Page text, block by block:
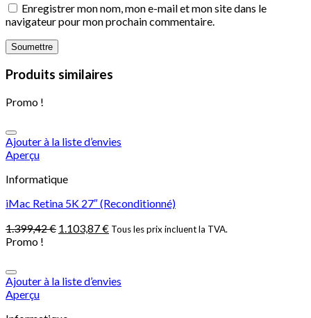
Enregistrer mon nom, mon e-mail et mon site dans le
navigateur pour mon prochain commentaire.
Produits similaires
Promo !
Ajouter à la liste d’envies
Aperçu
Informatique
iMac Retina 5K 27″ (Reconditionné)
1.399,42€ 1.103,87€ Tous les prix incluent la TVA.
Promo !
Ajouter à la liste d’envies
Aperçu